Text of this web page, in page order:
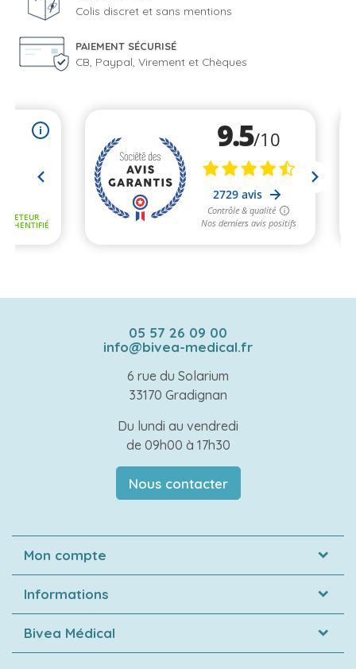
Colis discret et sans mentions
PAIEMENT SÉCURISÉ
CB, Paypal, Virement et Chèques
05 57 26 09 00
info@bivea-medical.fr
6 rue du Solarium
33170 Gradignan
Du lundi au vendredi
de 09h00 à 17h30
Nous contacter
Mon compte
Informations
Bivea Médical